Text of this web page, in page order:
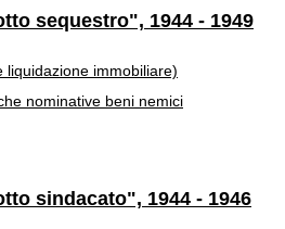
sequestro", 1944 - 1949
liquidazione immobiliare)
nominative beni nemici
sindacato", 1944 - 1946